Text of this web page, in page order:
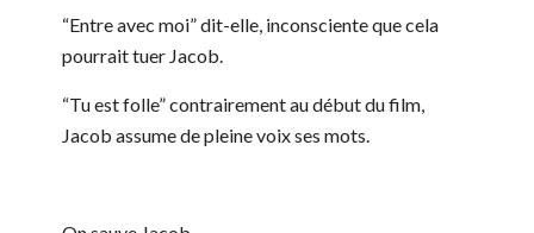
“Entre avec moi” dit-elle, inconsciente que cela
pourrait tuer Jacob.
“Tu est folle” contrairement au début du film,
Jacob assume de pleine voix ses mots.